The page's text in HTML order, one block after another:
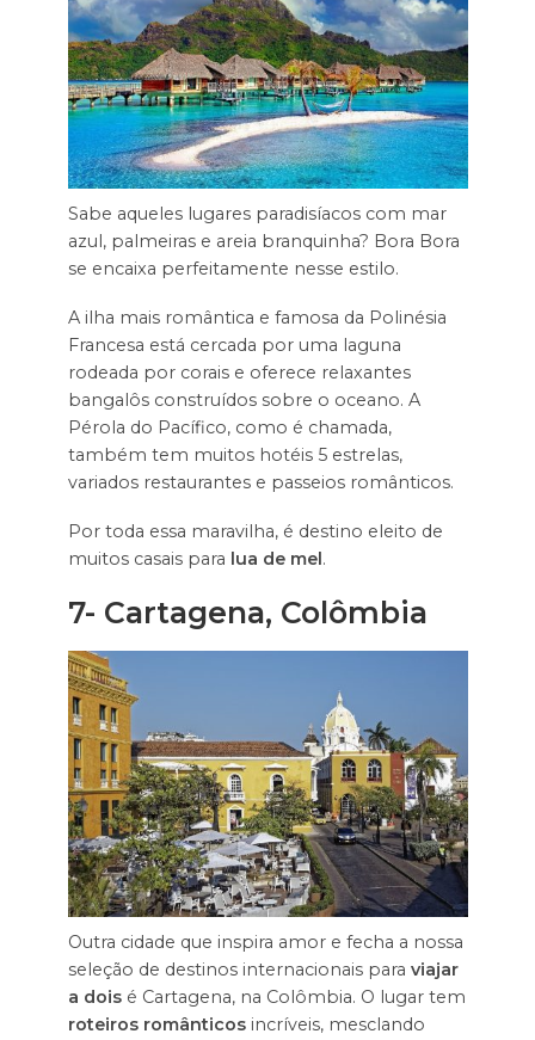
Sabe aqueles lugares paradisíacos com mar
azul, palmeiras e areia branquinha? Bora Bora
se encaixa perfeitamente nesse estilo.
A ilha mais romântica e famosa da Polinésia
Francesa está cercada por uma laguna
rodeada por corais e oferece relaxantes
bangalôs construídos sobre o oceano. A
Pérola do Pacífico, como é chamada,
também tem muitos hotéis 5 estrelas,
variados restaurantes e passeios românticos.
Por toda essa maravilha, é destino eleito de
muitos casais para lua de mel.
7- Cartagena, Colômbia
Outra cidade que inspira amor e fecha a nossa
seleção de destinos internacionais para viajar
a doisé Cartagena, na Colômbia. O lugar tem
roteiros românticosincríveis, mesclando